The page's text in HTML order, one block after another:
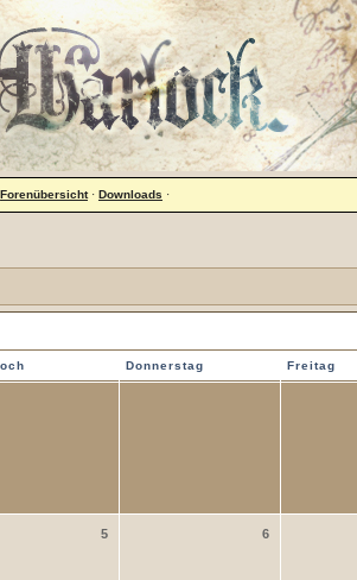
Forenübersicht· Downloads ·
Donnerstag Freitag
5 6